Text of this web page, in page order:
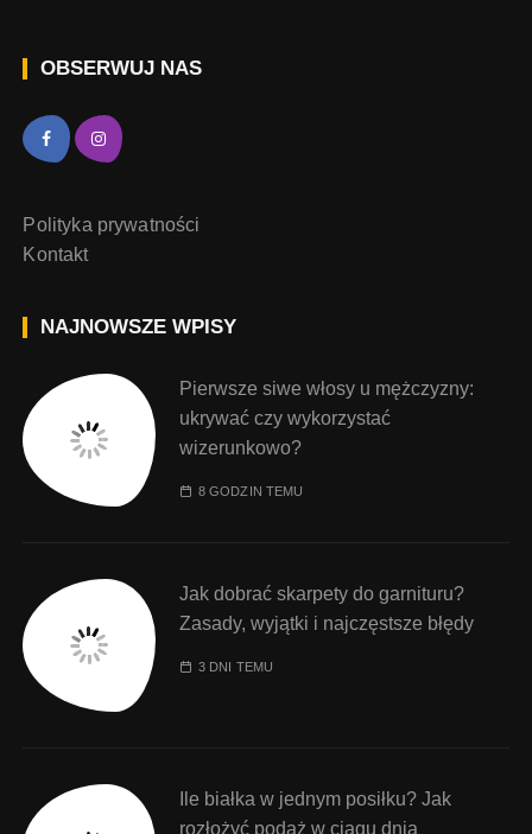
OBSERWUJ NAS
Polityka prywatności
Kontakt
NAJNOWSZE WPISY
Pierwsze siwe włosy u mężczyzny:
ukrywać czy wykorzystać
wizerunkowo?
8 GODZIN TEMU
Jak dobrać skarpety do garnituru?
Zasady, wyjątki i najczęstsze błędy
3 DNI TEMU
Ile białka w jednym posiłku? Jak
rozłożyć podaż w ciągu dnia